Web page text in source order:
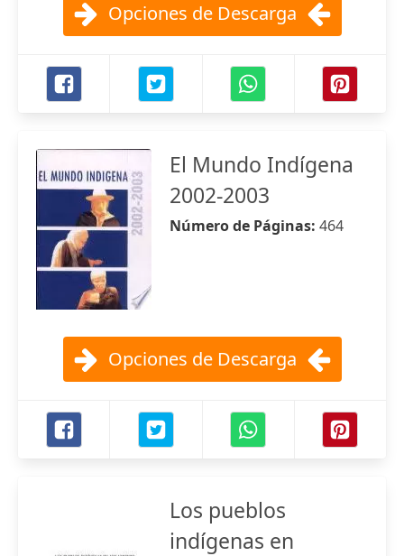
Opciones de Descarga
El Mundo Indígena
2002-2003
Número de Páginas: 464
Opciones de Descarga
Los pueblos
indígenas en